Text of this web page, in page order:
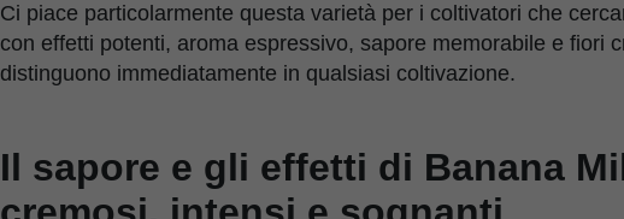
Ci piace particolarmente questa varietà per i coltivatori che
con effetti potenti, aroma espressivo, sapore memorabile e fiori
distinguono immediatamente in qualsiasi coltivazione.
Il sapore e gli effetti di Banana